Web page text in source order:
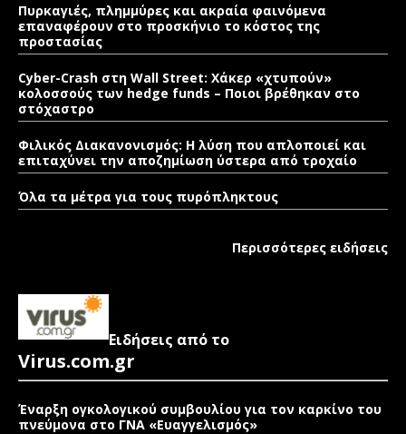
Πυρκαγιές, πλημμύρες και ακραία φαινόμενα
επαναφέρουν στο προσκήνιο το κόστος της
προστασίας
Cyber-Crash στη Wall Street: Χάκερ «χτυπούν»
κολοσσούς των hedge funds – Ποιοι βρέθηκαν στο
στόχαστρο
Φιλικός Διακανονισμός: Η λύση που απλοποιεί και
επιταχύνει την αποζημίωση ύστερα από τροχαίο
Όλα τα μέτρα για τους πυρόπληκτους
Περισσότερες ειδήσεις
Ειδήσεις από το
Virus.com.gr
Έναρξη ογκολογικού συμβουλίου για τον καρκίνο του
πνεύμονα στο ΓΝΑ «Ευαγγελισμός»